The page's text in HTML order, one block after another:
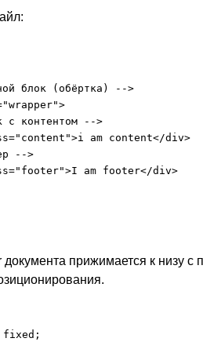
блок (обёртка) -->
с контентом -->
am content</div>
-->
am footer</div>
прижимается к низу с